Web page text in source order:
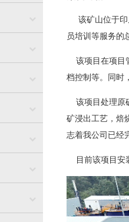
该矿山位于印
员培训等服务的
该项目在项目
档控制等。同时
该项目处理原
矿浸出工艺，焙
志着我公司已经
目前该项目安